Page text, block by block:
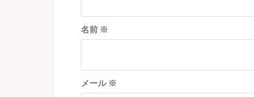
名前 ※
メール ※